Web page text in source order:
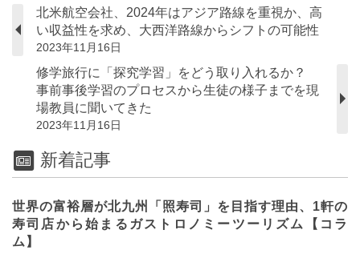
北米航空会社、2024年はアジア路線を重視か、高
い収益性を求め、大西洋路線からシフトの可能性
2023年11月16日
修学旅行に「探究学習」をどう取り入れるか？
事前事後学習のプロセスから生徒の様子までを現
場教員に聞いてきた
2023年11月16日
新着記事
世界の富裕層が北九州「照寿司」を目指す理由、1軒の
寿司店から始まるガストロノミーツーリズム【コラ
ム】